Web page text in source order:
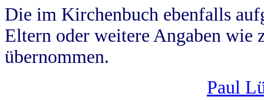
Die im Kirchenbuch ebenfalls
Eltern oder weitere Angaben wie
übernommen.
Paul